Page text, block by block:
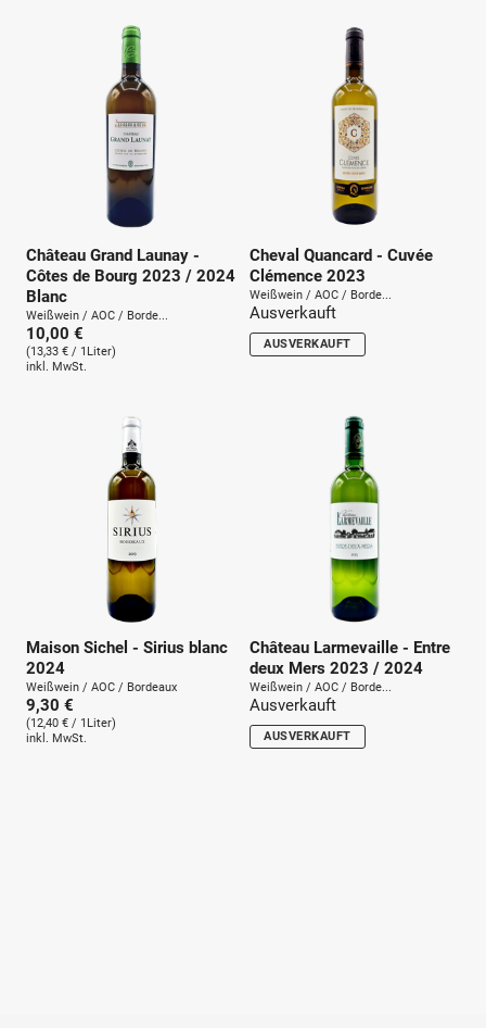
Château Grand Launay -
Côtes de Bourg 2023 / 2024
Blanc
Weißwein / AOC / Borde...
10,00 €
(13,33 € / 1Liter)
inkl. MwSt.
Cheval Quancard - Cuvée
Clémence 2023
Weißwein / AOC / Borde...
Ausverkauft
AUSVERKAUFT
Maison Sichel - Sirius blanc
2024
Weißwein / AOC / Bordeaux
9,30 €
(12,40 € / 1Liter)
inkl. MwSt.
Château Larmevaille - Entre
deux Mers 2023 / 2024
Weißwein / AOC / Borde...
Ausverkauft
AUSVERKAUFT